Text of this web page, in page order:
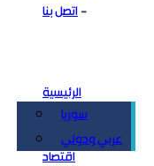
اتصل بنا
الرئيسية
سوريا
عربي ودولي
اقتصاد